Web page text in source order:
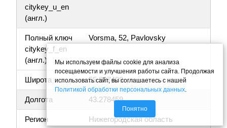
citykey_u_en
(англ.)
Полный ключ
citykey_f_en
(англ.)
Vorsma, 52, Pavlovsky
Широта 55.987488
Долгота 43.278459
Регион Нижегородская область
Мы используем файлы cookie для анализа
посещаемости и улучшения работы сайта. Продолжая
использовать сайт, вы соглашаетесь с нашей
Политикой обработки персональных данных.
Понятно